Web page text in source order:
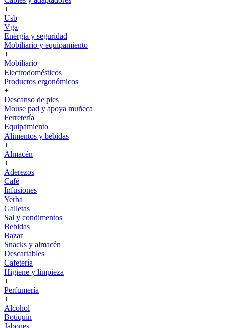
+
Usb
Vga
Energía y seguridad
Mobiliario y equipamiento
+
Mobiliario
Electrodomésticos
Productos ergonómicos
+
Descanso de pies
Mouse pad y apoya muñeca
Ferretería
Equipamiento
Alimentos y bebidas
+
Almacén
+
Aderezos
Café
Infusiones
Yerba
Galletas
Sal y condimentos
Bebidas
Bazar
Snacks y almacén
Descartables
Cafetería
Higiene y limpieza
+
Perfumería
+
Alcohol
Botiquín
Jabones